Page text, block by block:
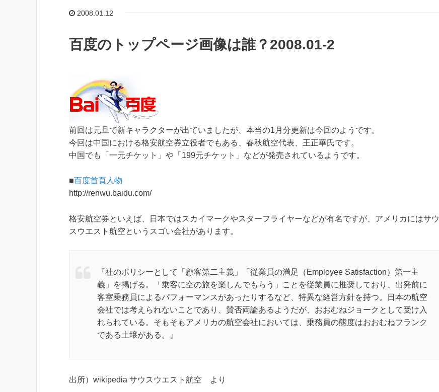
2008.01.12
百度のトップページ画像は誰？2008.01-2
前回は元旦で新キャラクターが出ていましたが、本当の1月分更新は今回のようです。
今回は中国における格安航空券立役者でもある、春秋航空代表、王正華氏です。
中国でも「一元チケット」や「199元チケット」などが発売されているようです。
■百度首頁人物
http://renwu.baidu.com/
格安航空券といえば、日本ではスカイマークやスターフライヤーなどが有名ですが、アメリカにはサウ
スウエスト航空というスゴい会社があります。
『社のポリシーとして「顧客第二主義」「従業員の満足（Employee Satisfaction）第一主
義」を掲げる。「乗客に空の旅を楽しんでもらう」ことを従業員に推奨しており、出発前に
客室乗務員によるパフォーマンスがあったりするなど、特異な経営方針を持つ。日本の航空
会社では考えられないことであり、賛否両論あるようだが、おおむねジョークとして受け入
れられている。そもそもアメリカの航空会社においては、乗務員の態度はおおむねフランク
である土壌がある。』
出所）wikipedia サウスウエスト航空 より